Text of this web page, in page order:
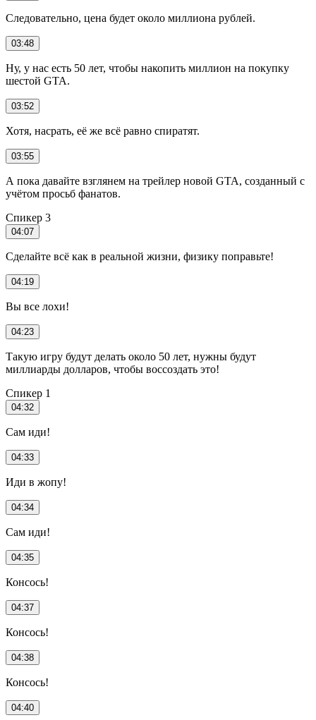
Следовательно, цена будет около миллиона рублей.
03:48
Ну, у нас есть 50 лет, чтобы накопить миллион на покупку
шестой GTA.
03:52
Хотя, насрать, её же всё равно спиратят.
03:55
А пока давайте взглянем на трейлер новой GTA, созданный с
учётом просьб фанатов.
Спикер 3
04:07
Сделайте всё как в реальной жизни, физику поправьте!
04:19
Вы все лохи!
04:23
Такую игру будут делать около 50 лет, нужны будут
миллиарды долларов, чтобы воссоздать это!
Спикер 1
04:32
Сам иди!
04:33
Иди в жопу!
04:34
Сам иди!
04:35
Консось!
04:37
Консось!
04:38
Консось!
04:40